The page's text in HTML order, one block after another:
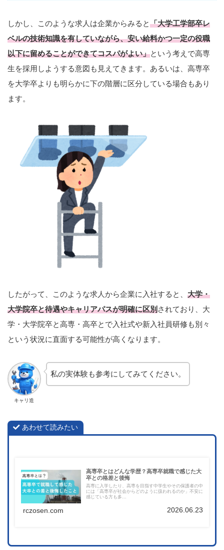
しかし、このような求人は企業からみると「大学工学部卒レ
ベルの技術知識を有していながら、安い給料かつ一定の役職
以下に留めることができてコスパがよい」という考えで高専
生を採用しようする意図も見えてきます。あるいは、高専卒
を大学卒よりも明らかに下の階層に区分している場合もあり
ます。
したがって、このような求人から企業に入社すると、 大学・
大学院卒と待遇やキャリアパスが明確に区別 されており、大
学・大学院卒と高専・高卒とで入社式や新入社員研修も別々
という状況に直面する可能性が高くなります。
キャリ造
私の実体験も参考にしてみてください。
あわせて読みたい
高専卒とはどんな学歴？高専卒就職で感じた大
卒との格差と後悔
高専に入学したり、高専を目指す中学生やその保護者の中
には「高専卒が社会からどのように扱われるのか」不安に
感じている方も多...
rczosen.com 2026.06.23